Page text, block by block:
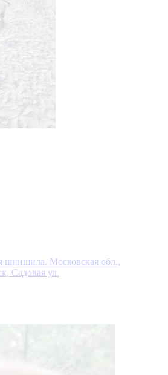
шиншила. Московская обл.,
Садовая ул.